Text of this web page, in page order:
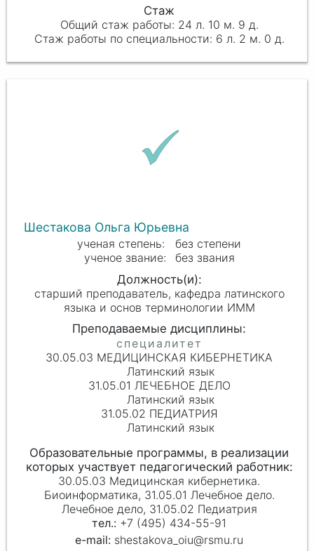
24 л. 10 м. 9 д.
6 л. 2 м. 0 д.
Шестакова Ольга Юрьевна
без степени
без звания
старший преподаватель, кафедра латинского
языка и основ терминологии ИММ
30.05.03 МЕДИЦИНСКАЯ КИБЕРНЕТИКА
Латинский язык
31.05.01 ЛЕЧЕБНОЕ ДЕЛО
Латинский язык
31.05.02 ПЕДИАТРИЯ
Латинский язык
30.05.03 Медицинская кибернетика.
Биоинформатика, 31.05.01 Лечебное дело.
Лечебное дело, 31.05.02 Педиатрия
+7 (495) 434-55-91
shestakova_oiu@rsmu.ru